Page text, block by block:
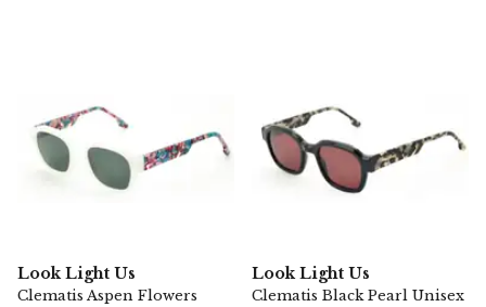
Look Light Us
Clematis Aspen Flowers
Look Light Us
Clematis Black Pearl Unisex